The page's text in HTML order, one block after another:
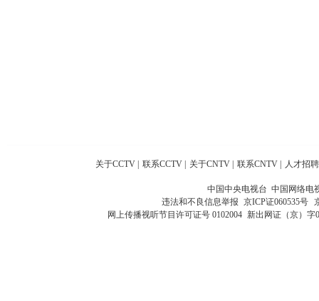
关于CCTV 联系CCTV 关于CNTV 联系CNTV 人才招聘
中国中央电视台 中国网络电
违法和不良信息举报 京ICP证060535号
网上传播视听节目许可证号 0102004 新出网证（京）